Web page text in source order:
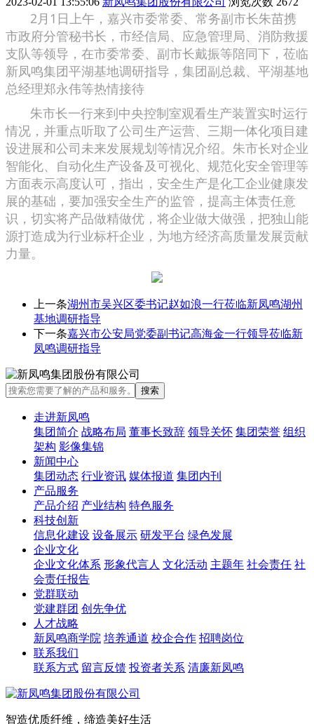
2月1日上午，嘉兴市委常委、常务副市长朱苗携
市政府分管秘书长，市经信局、应急管理局、消防救援
支队等领导，在市委常委、副市长戴振等陪同下，莅临
新凤鸣集团平湖基地调研指导，集团副总裁、平湖基地
总经理郑永伟等热情接待
朱市长一行来到中央控制室观看生产装置实时运行
情况，并重点听取了公司生产运营、三期一体化项目建
设进展和公司未来发展规划等情况介绍。朱市长对企业
智能化、自动化生产设备及可视化、规范化安全管理等
方面表示高度认可，指出，安全生产是化工企业健康发
展的基础，要加强安全生产的监管，提高主体责任意
识，切实将产品做精做优，将企业做大做强，把独山能
源打造成为行业标杆企业，为地方经济高质量发展贡献
力量。
上一条湖州市吴兴区委书记赵如浪一行莅临新凤鸣湖州
基地调研指导
下一条嘉兴市公安局党委副书记高海金一行领导莅临新
凤鸣调研指导
走进新凤鸣
集团简介 战略布局 董事长致辞 领导关怀 集团荣誉 组织
架构 影像集锦
新闻中心
集团动态 行业资讯 媒体报道 集团内刊
产品服务
产品介绍 产业结构 特色服务
科技创新
信息化建设 设备展示 研发平台 绿色发展
企业文化
企业文化体系 形象代言人 文化活动 主题年 社会责任 社
会责任报告
党群联动
党建群团 创先争优
人才战略
新凤鸣商学院 培养通道 校企合作 招聘岗位
联系我们
联系方式 留言反馈 投资者关系 清廉新凤鸣
智造优质纤维，缔造美好生活